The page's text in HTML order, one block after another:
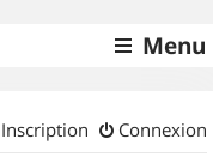
Menu
Connexion
Inscription